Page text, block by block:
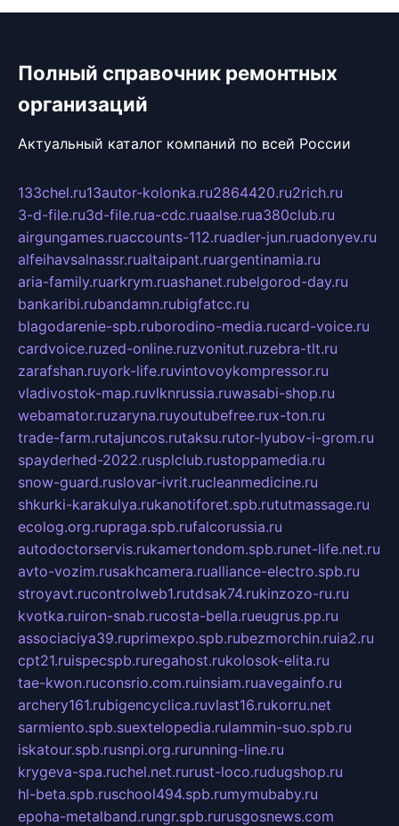
Полный справочник ремонтных
организаций
Актуальный каталог компаний по всей России
133chel.ru13autor-kolonka.ru2864420.ru2rich.ru
3-d-file.ru3d-file.rua-cdc.ruaalse.rua380club.ru
airgungames.ruaccounts-112.ruadler-jun.ruadonyev.ru
alfeihavsalnassr.rualtaipant.ruargentinamia.ru
aria-family.ruarkrym.ruashanet.rubelgorod-day.ru
bankaribi.rubandamn.rubigfatcc.ru
blagodarenie-spb.ruborodino-media.rucard-voice.ru
cardvoice.ruzed-online.ruzvonitut.ruzebra-tlt.ru
zarafshan.ruyork-life.ruvintovoykompressor.ru
vladivostok-map.ruvlknrussia.ruwasabi-shop.ru
webamator.ruzaryna.ruyoutubefree.rux-ton.ru
trade-farm.rutajuncos.rutaksu.rutor-lyubov-i-grom.ru
spayderhed-2022.rusplclub.rustoppamedia.ru
snow-guard.ruslovar-ivrit.rucleanmedicine.ru
shkurki-karakulya.rukanotiforet.spb.rututmassage.ru
ecolog.org.rupraga.spb.rufalcorussia.ru
autodoctorservis.rukamertondom.spb.runet-life.net.ru
avto-vozim.rusakhcamera.rualliance-electro.spb.ru
stroyavt.rucontrolweb1.rutdsak74.rukinzozo-ru.ru
kvotka.ruiron-snab.rucosta-bella.rueugrus.pp.ru
associaciya39.ruprimexpo.spb.rubezmorchin.ruia2.ru
cpt21.ruispecspb.ruregahost.rukolosok-elita.ru
tae-kwon.ruconsrio.com.ruinsiam.ruavegainfo.ru
archery161.rubigencyclica.ruvlast16.rukorru.net
sarmiento.spb.suextelopedia.rulammin-suo.spb.ru
iskatour.spb.rusnpi.org.rurunning-line.ru
krygeva-spa.ruchel.net.rurust-loco.rudugshop.ru
hl-beta.spb.ruschool494.spb.rumymubaby.ru
epoha-metalband.rungr.spb.rurusgosnews.com